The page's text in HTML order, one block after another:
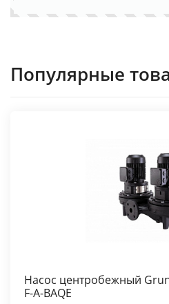
Популярные
Насос центробежный
F-A-BAQE